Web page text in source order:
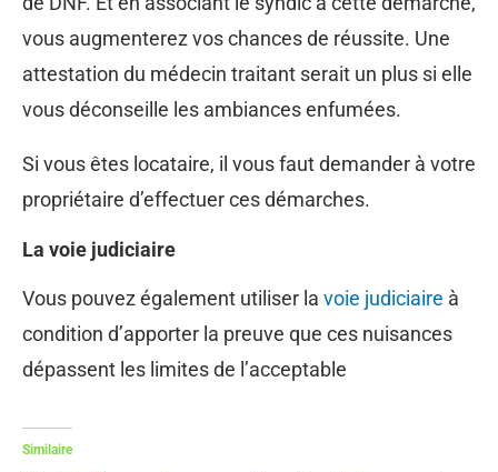
vous augmenterez vos chances de réussite. Une
attestation du médecin traitant serait un plus si elle
vous déconseille les ambiances enfumées.
Si vous êtes locataire, il vous faut demander à votre
propriétaire d’effectuer ces démarches.
La voie judiciaire
Vous pouvez également utiliser la voie judiciaire à
condition d’apporter la preuve que ces nuisances
dépassent les limites de l’acceptable
Similaire